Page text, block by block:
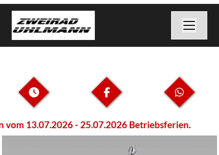
13.07.2026 - 25.07.2026 Betriebsferien.